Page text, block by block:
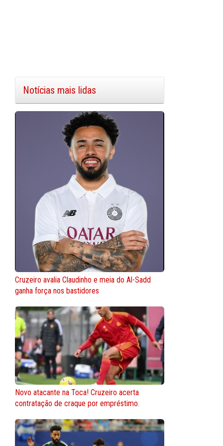
Notícias mais lidas
Cruzeiro avalia Claudinho e meia do Al-Sadd
ganha força nos bastidores
Novo atacante na Toca! Cruzeiro acerta
contratação de craque por empréstimo.